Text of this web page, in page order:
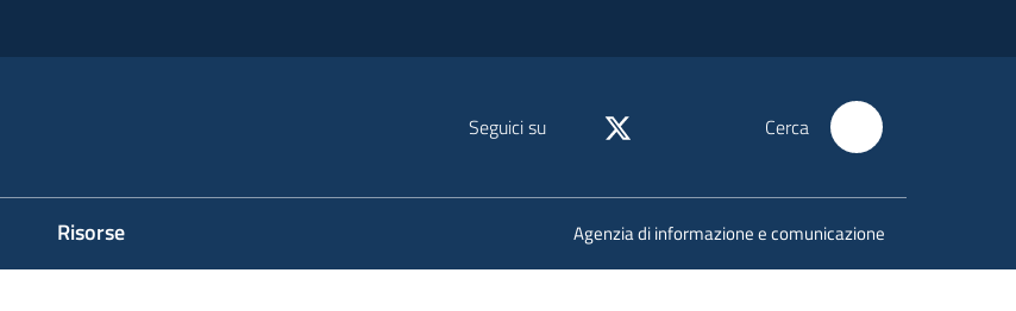
Seguici su Cerca
Risorse Agenzia di informazione e comunicazione